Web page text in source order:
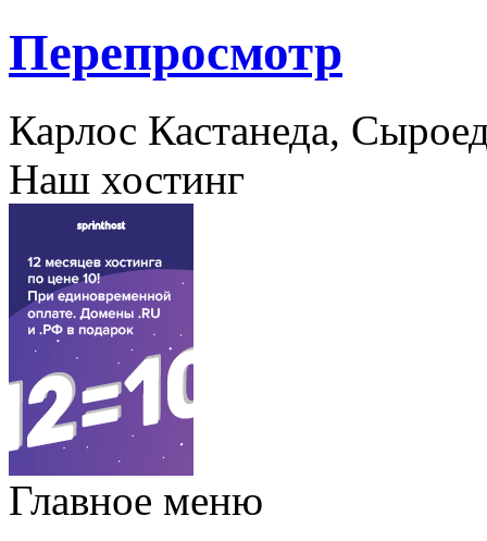
Перепросмотр
Карлос Кастанеда,
Наш хостинг
Главное меню